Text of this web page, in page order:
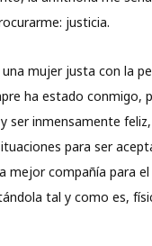
justicia.
mujer justa con la
ha estado conmigo,
ser inmensamente
para ser
mejor compañía para
tal y como es,